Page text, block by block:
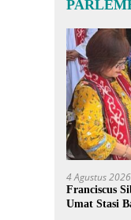
4 Agustus 2026
Franciscus
Umat Stasi